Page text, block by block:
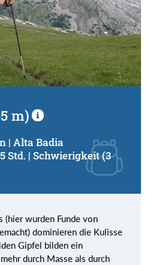
m)
| Alta Badia
Std. | Schwierigkeit (3
(hier wurden Funde von
dominieren die Kulisse
Gipfel bilden ein
durch Masse als durch